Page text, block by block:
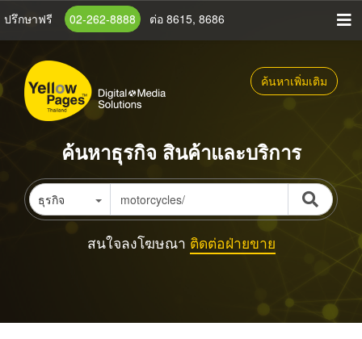
ข้าม
เนื้อหา
หลัก
ปรึกษาฟรี 02-262-8888 ต่อ 8615, 8686
ค้นหาเพิ่มเติม
ค้นหาธุรกิจ สินค้าและบริการ
ธุรกิจ
สนใจลงโฆษณา ติดต่อฝ่ายขาย